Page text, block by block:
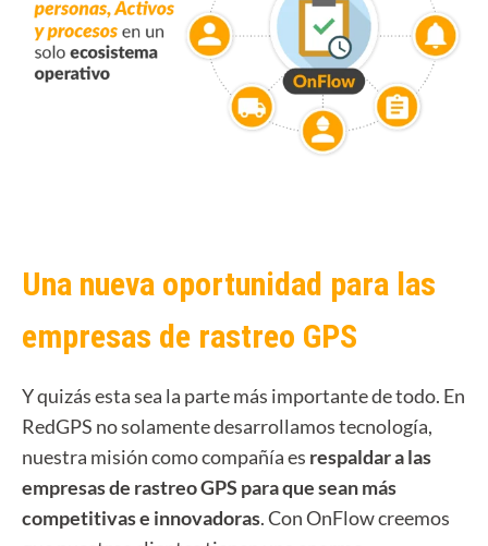
Una nueva oportunidad para las
empresas de rastreo GPS
Y quizás esta sea la parte más importante de todo. En
RedGPS no solamente desarrollamos tecnología,
nuestra misión como compañía es respaldar a las
empresas de rastreo GPS para que sean más
competitivas e innovadoras.Con OnFlow creemos